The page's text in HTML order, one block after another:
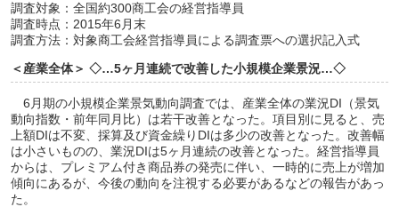
調査対象：全国約300商工会の経営指導員
調査時点：2015年6月末
調査方法：対象商工会経営指導員による調査票への選択記入式
＜産業全体＞ ◇…5ヶ月連続で改善した小規模企業景況…◇
6月期の小規模企業景気動向調査では、産業全体の業況DI（景気
動向指数・前年同月比）は若干改善となった。項目別に見ると、売
上額DIは不変、採算及び資金繰りDIは多少の改善となった。改善幅
は小さいものの、業況DIは5ヶ月連続の改善となった。経営指導員
からは、プレミアム付き商品券の発売に伴い、一時的に売上が増加
傾向にあるが、今後の動向を注視する必要があるなどの報告があっ
た。